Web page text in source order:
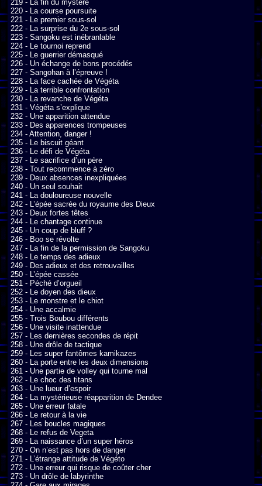
219 - La fin du mystère
220 - La course poursuite
221 - Le premier sous-sol
222 - La surprise du 2e sous-sol
223 - Sangoku est inébranlable
224 - Le tournoi reprend
225 - Le guerrier démasqué
226 - Un échange de bons procédés
227 - Sangohan à l’épreuve !
228 - La face cachée de Végéta
229 - La terrible confrontation
230 - La revanche de Végéta
231 - Végéta s’explique
232 - Une apparition attendue
233 - Des apparences trompeuses
234 - Attention, danger !
235 - Le biscuit géant
236 - Le défi de Végéta
237 - Le sacrifice d’un père
238 - Tout recommence à zéro
239 - Deux absences inexpliquées
240 - Un seul souhait
241 - La douloureuse nouvelle
242 - L’épée sacrée du royaume des Dieux
243 - Deux fortes têtes
244 - Le chantage continue
245 - Un coup de bluff ?
246 - Boo se révolte
247 - La fin de la permission de Sangoku
248 - Le temps des adieux
249 - Des adieux et des retrouvailles
250 - L’épée cassée
251 - Péché d’orgueil
252 - Le doyen des dieux
253 - Le monstre et le chiot
254 - Une accalmie
255 - Trois Boubou différents
256 - Une visite inattendue
257 - Les dernières secondes de répit
258 - Une drôle de tactique
259 - Les super fantômes kamikazes
260 - La porte entre les deux dimensions
261 - Une partie de volley qui tourne mal
262 - Le choc des titans
263 - Une lueur d’espoir
264 - La mystérieuse réapparition de Dendee
265 - Une erreur fatale
266 - Le retour à la vie
267 - Les boucles magiques
268 - Le refus de Vegeta
269 - La naissance d’un super héros
270 - On n’est pas hors de danger
271 - L’étrange attitude de Végéto
272 - Une erreur qui risque de coûter cher
273 - Un drôle de labyrinthe